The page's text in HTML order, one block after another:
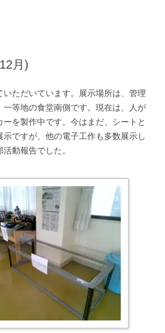
月)
いただいています。展示場所は、管理
一等地の食堂南側です。現在は、人が
を製作中です。今はまだ、シートと
ですが、他の電子工作も多数展示し
動報告でした。